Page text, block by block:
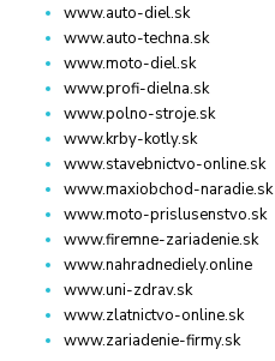
www.auto-diel.sk
www.auto-techna.sk
www.moto-diel.sk
www.profi-dielna.sk
www.polno-stroje.sk
www.krby-kotly.sk
www.stavebnictvo-online.sk
www.maxiobchod-naradie.sk
www.moto-prislusenstvo.sk
www.firemne-zariadenie.sk
www.nahradnediely.online
www.uni-zdrav.sk
www.zlatnictvo-online.sk
www.zariadenie-firmy.sk